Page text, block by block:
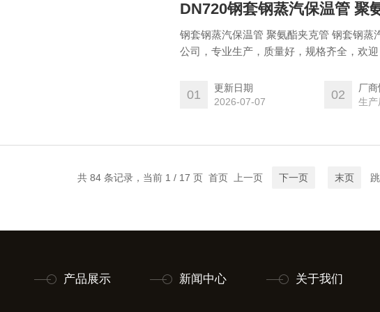
DN720钢套钢蒸汽保温管 聚
钢套钢蒸汽保温管 聚氨酯夹克管 钢套钢
公司，专业生产，质量好，规格齐全，欢
01
更新日期
2026-07-07
02
厂
生产
共 84 条记录，当前 1 / 17 页 首页 上一页 下一页 末页
产品展示 新闻中心 关于我们